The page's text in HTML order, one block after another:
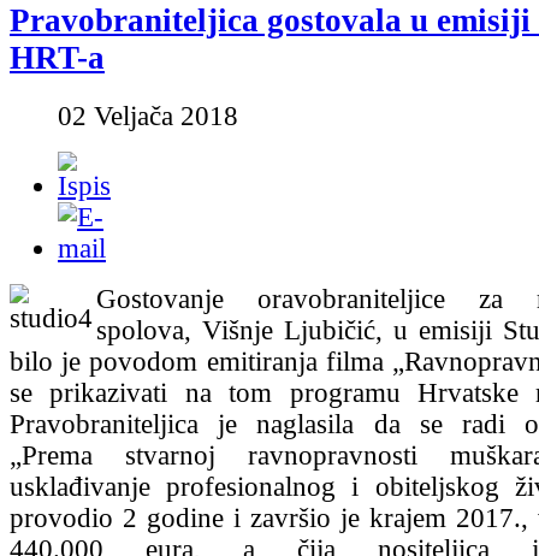
Pravobraniteljica gostovala u emisiji
HRT-a
02 Veljača 2018
Gostovanje oravobraniteljice za
spolova, Višnje Ljubičić, u emisiji
bilo je povodom emitiranja filma
se prikazivati na tom programu Hrvatske
Pravobraniteljica je naglasila da se radi
„Prema stvarnoj ravnopravnosti
usklađivanje profesionalnog i obiteljskog
provodio 2 godine i završio je krajem 2017.,
440.000 eura, a čija nositeljica